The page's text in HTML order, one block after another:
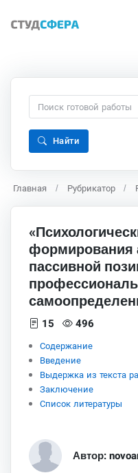
Найти
Главная Рубрикатор
формирования
пассивной
15 496
Содержание
Введение
Выдержка из текста
Заключение
Список литературы
Автор: